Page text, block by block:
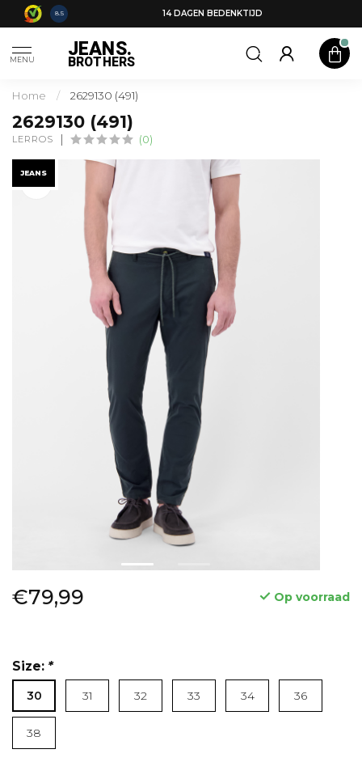
8.5 14 DAGEN BEDENKTIJD
MENU JEANS.
BROTHERS
Home / 2629130 (491)
2629130 (491)
LERROS (0)
JEANS
€79,99 Op voorraad
Lees meer
Size: *
30 31 32 33 34 36
38